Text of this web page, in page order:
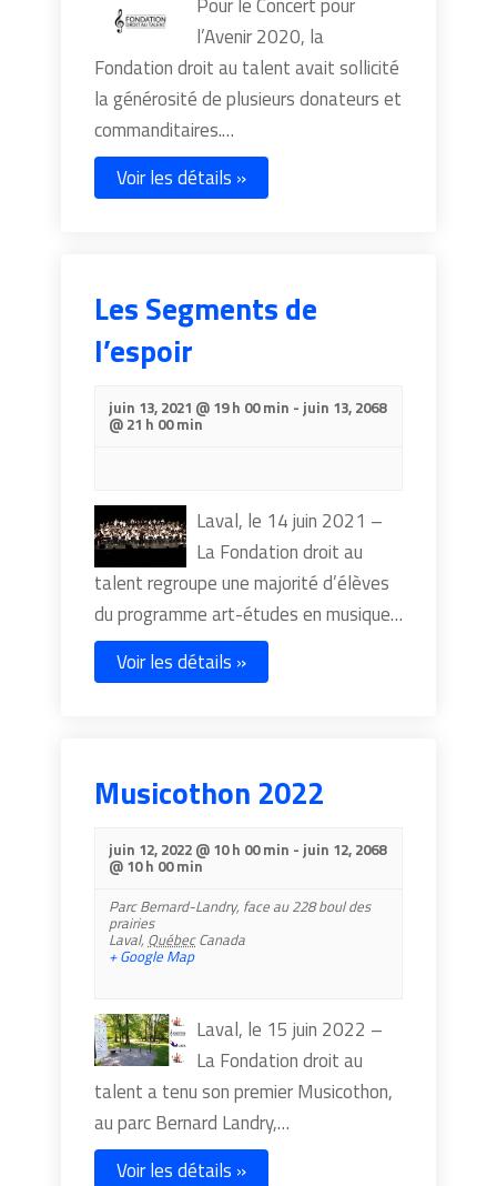
l’Avenir 2020, la
Fondation droit au talent avait sollicité
la générosité de plusieurs donateurs et
commanditaires.…
Voir les détails »
Les Segments de
l’espoir
juin 13, 2021 @ 19 h 00 min - juin 13, 2068
@ 21 h 00 min
Laval, le 14 juin 2021 –
La Fondation droit au
talent regroupe une majorité d’élèves
du programme art-études en musique…
Voir les détails »
Musicothon 2022
juin 12, 2022 @ 10 h 00 min - juin 12, 2068
@ 10 h 00 min
Parc Bernard-Landry, face au 228 boul des
prairies
Laval, Québec Canada
+ Google Map
Laval, le 15 juin 2022 –
La Fondation droit au
talent a tenu son premier Musicothon,
au parc Bernard Landry,…
Voir les détails »